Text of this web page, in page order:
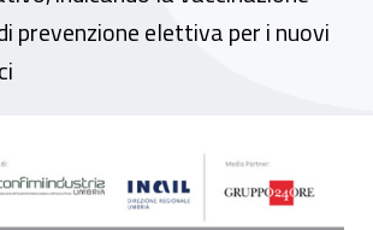
prevenzione elettiva per i nuovi
e profili di